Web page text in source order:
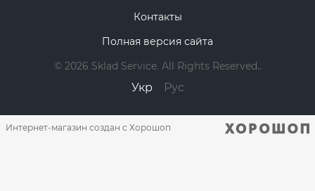
Контакты
Полная версия сайта
© 2026 Sklad Service. All Rights Reserved..
Укр Рус
Интернет-магазин создан с Хорошоп